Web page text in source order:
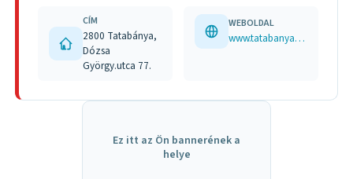
CÍM
2800 Tatabánya,
Dózsa
György.utca 77.
WEBOLDAL
www.tatabanyakorhaz.hu
Ez itt az Ön bannerének a
helye